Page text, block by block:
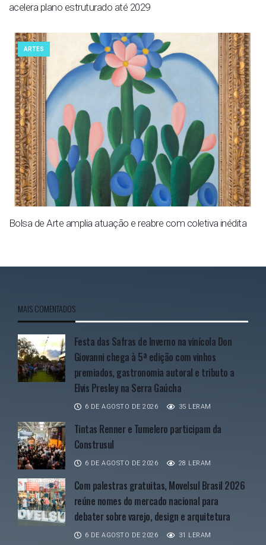
acelera plano estruturado até 2029
ARTES
Bolsa de Arte amplia atuação e reabre com coletiva inédita
MAIS COMENTADOS
Festa das Safras de Inverno na vinícola Don
Giovanni chega à 5ª edição com vinhos
premiados, gastronomia autoral e tributo a
Elvis Presley na Serra Gaúcha
6 DE AGOSTO DE 2026 35 LERAM
Tintas Renner e Tumelero participam da
Construsul
6 DE AGOSTO DE 2026 28 LERAM
Com palestras gratuitas, Movelsul Brasil 2026
reúne nomes do mercado nacional para
debater sobre varejo, design e arquitetura
6 DE AGOSTO DE 2026 31 LERAM